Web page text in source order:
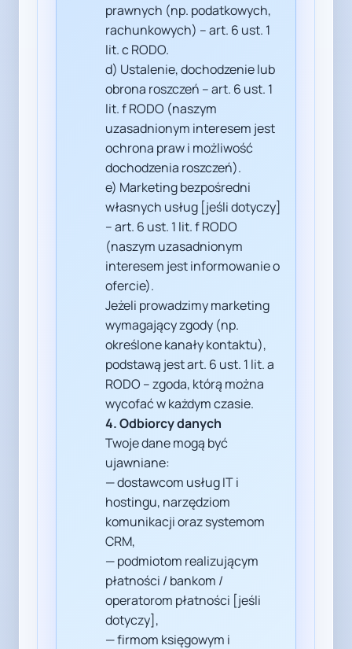
prawnych (np. podatkowych,
rachunkowych) – art. 6 ust. 1
lit. c RODO.
d) Ustalenie, dochodzenie lub
obrona roszczeń – art. 6 ust. 1
lit. f RODO (naszym
uzasadnionym interesem jest
ochrona praw i możliwość
dochodzenia roszczeń).
e) Marketing bezpośredni
własnych usług [jeśli dotyczy]
– art. 6 ust. 1 lit. f RODO
(naszym uzasadnionym
interesem jest informowanie o
ofercie).
Jeżeli prowadzimy marketing
wymagający zgody (np.
określone kanały kontaktu),
podstawą jest art. 6 ust. 1 lit. a
RODO – zgoda, którą można
wycofać w każdym czasie.
4. Odbiorcy danych
Twoje dane mogą być
ujawniane:
— dostawcom usług IT i
hostingu, narzędziom
komunikacji oraz systemom
CRM,
— podmiotom realizującym
płatności / bankom /
operatorom płatności [jeśli
dotyczy],
— firmom księgowym i